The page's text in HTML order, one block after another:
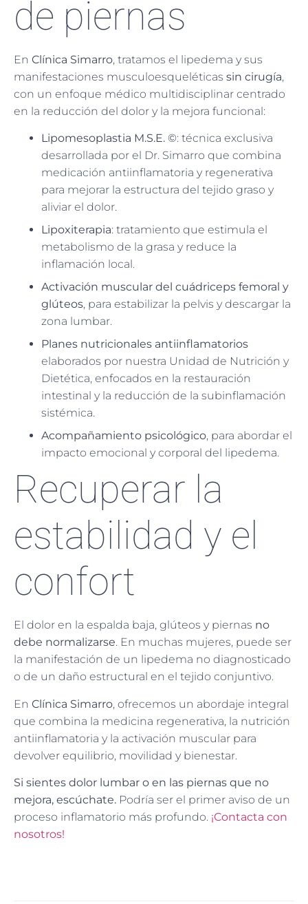
de piernas
En Clínica Simarro, tratamos el lipedema y sus
manifestaciones musculoesqueléticas sin cirugía,
con un enfoque médico multidisciplinar centrado
en la reducción del dolor y la mejora funcional:
Lipomesoplastia M.S.E. ©: técnica exclusiva
desarrollada por el Dr. Simarro que combina
medicación antiinflamatoria y regenerativa
para mejorar la estructura del tejido graso y
aliviar el dolor.
Lipoxiterapia: tratamiento que estimula el
metabolismo de la grasa y reduce la
inflamación local.
Activación muscular del cuádriceps femoral y
glúteos, para estabilizar la pelvis y descargar la
zona lumbar.
Planes nutricionales antiinflamatorios
elaborados por nuestra Unidad de Nutrición y
Dietética, enfocados en la restauración
intestinal y la reducción de la subinflamación
sistémica.
Acompañamiento psicológico, para abordar el
impacto emocional y corporal del lipedema.
Recuperar la
estabilidad y el
confort
El dolor en la espalda baja, glúteos y piernas no
debe normalizarse. En muchas mujeres, puede ser
la manifestación de un lipedema no diagnosticado
o de un daño estructural en el tejido conjuntivo.
En Clínica Simarro, ofrecemos un abordaje integral
que combina la medicina regenerativa, la nutrición
antiinflamatoria y la activación muscular para
devolver equilibrio, movilidad y bienestar.
Si sientes dolor lumbar o en las piernas que no
mejora, escúchate. Podría ser el primer aviso de un
proceso inflamatorio más profundo. ¡Contacta con
nosotros!